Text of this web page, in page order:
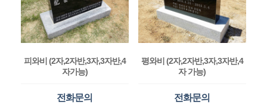
피와비 (2자,2자반,3자,3자반,4
자가능)
전화문의
평와비 (2자,2자반,3자,3자반,4
자 가능)
전화문의